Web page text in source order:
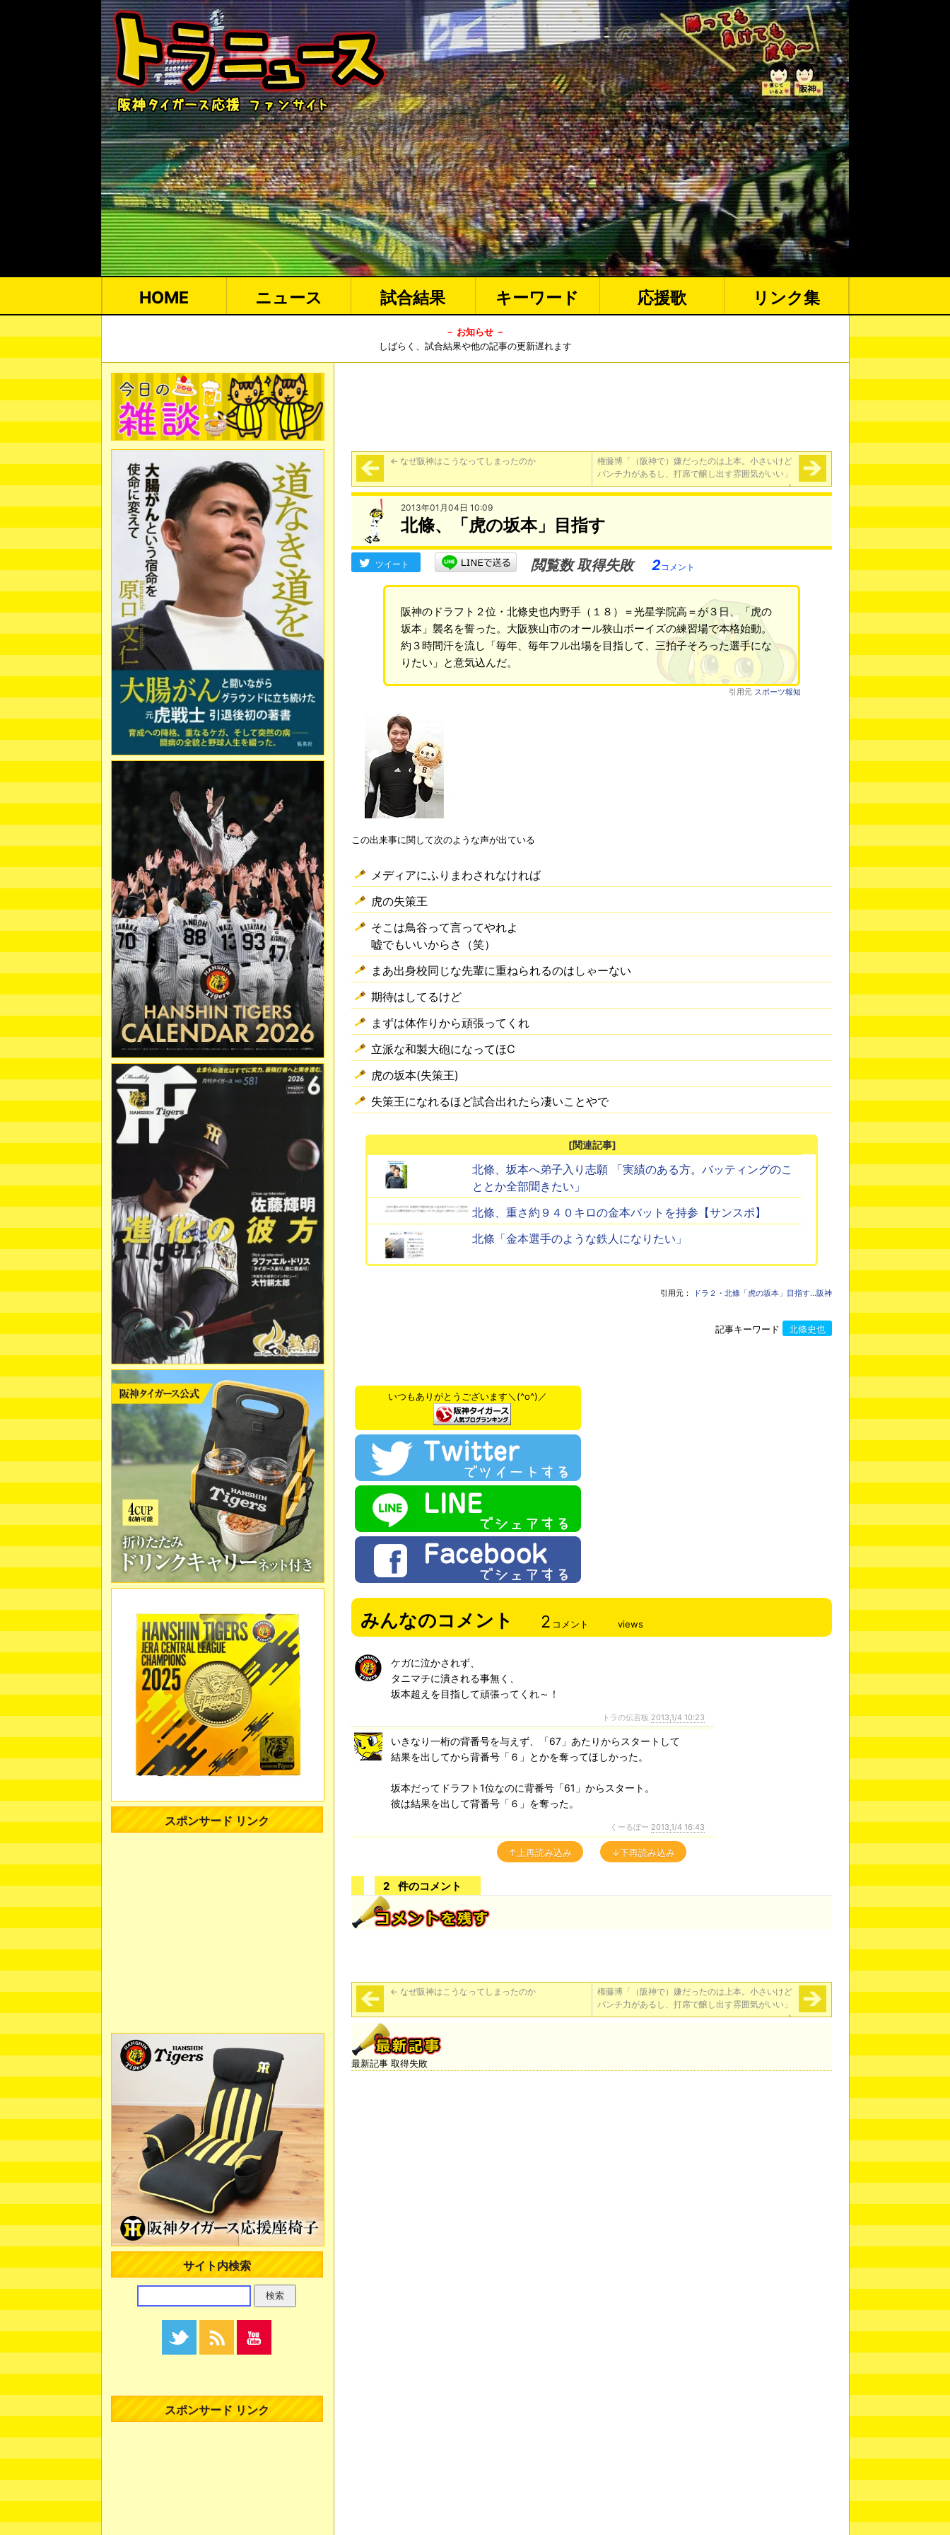
HOME ニュース 試合結果 キーワード 応援歌 リンク集
－ お知らせ －
しばらく、試合結果や他の記事の更新遅れます
← なぜ阪神はこうなってしまったのか
権藤博「（阪神で）嫌だったのは上本。小さいけど
パンチ力があるし、打席で醸し出す雰囲気がいい」
→
2013年01月04日 10:09
北條、「虎の坂本」目指す
ツイート 閲覧数 取得失敗 2コメント
阪神のドラフト２位・北條史也内野手（１８）＝光星学院高＝が３日、「虎の
坂本」襲名を誓った。大阪狭山市のオール狭山ボーイズの練習場で本格始動。
約３時間汗を流し「毎年、毎年フル出場を目指して、三拍子そろった選手にな
りたい」と意気込んだ。
引用元 スポーツ報知
この出来事に関して次のような声が出ている
メディアにふりまわされなければ
虎の失策王
そこは鳥谷って言ってやれよ
嘘でもいいからさ（笑）
まあ出身校同じな先輩に重ねられるのはしゃーない
期待はしてるけど
まずは体作りから頑張ってくれ
立派な和製大砲になってほC
虎の坂本(失策王)
失策王になれるほど試合出れたら凄いことやで
[関連記事]
北條、坂本へ弟子入り志願 「実績のある方。バッティングのこ
ととか全部聞きたい」
北條、重さ約９４０キロの金本バットを持参【サンスポ】
北條「金本選手のような鉄人になりたい」
引用元： ドラ２・北條「虎の坂本」目指す…阪神
記事キーワード 北條史也
いつもありがとうございます＼(^o^)／
みんなのコメント 2 コメント views
ケガに泣かされず、
タニマチに潰される事無く、
坂本超えを目指して頑張ってくれ～！
トラの伝言板 2013,1/4 10:23
いきなり一桁の背番号を与えず、「67」あたりからスタートして
結果を出してから背番号「６」とかを奪ってほしかった。
坂本だってドラフト1位なのに背番号「61」からスタート。
彼は結果を出して背番号「６」を奪った。
くーるぼー 2013,1/4 16:43
↑上再読み込み ↓下再読み込み
2 件のコメント
← なぜ阪神はこうなってしまったのか
権藤博「（阪神で）嫌だったのは上本。小さいけど
パンチ力があるし、打席で醸し出す雰囲気がいい」
→
最新記事 取得失敗
スポンサード リンク
サイト内検索
スポンサード リンク